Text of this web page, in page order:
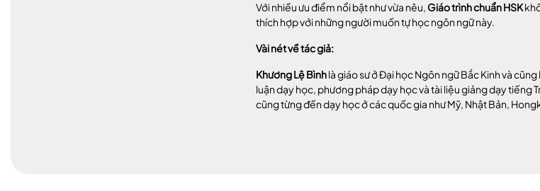
Với nhiều ưu điểm nổi bật như vừa nêu, Giáo trình chuẩn HSK
thích hợp với những người muốn tự học ngôn ngữ này.
Vài nét về tác giả:
Khương Lệ Bìnhlà giáo sư ở Đại học Ngôn ngữ Bắc Kinh và
luận dạy học, phương pháp dạy học và tài liệu giảng dạy tiếng
cũng từng đến dạy học ở các quốc gia như Mỹ, Nhật Bản,